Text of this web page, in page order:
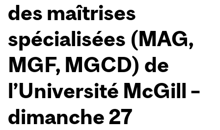
des maîtrises
spécialisées (MAG,
MGF, MGCD) de
l’Université McGill –
dimanche 27